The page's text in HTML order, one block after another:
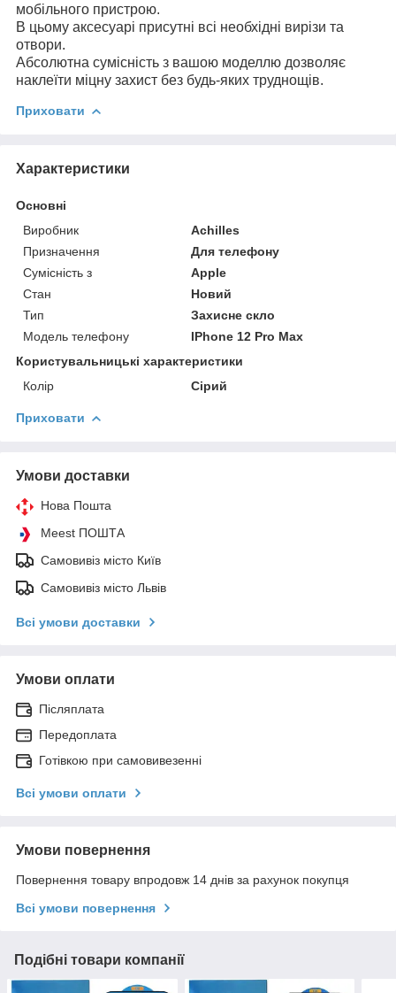
мобільного пристрою.
В цьому аксесуарі присутні всі необхідні вирізи та
отвори.
Абсолютна сумісність з вашою моделлю дозволяє
наклеїти міцну захист без будь-яких труднощів.
Приховати
Характеристики
Основні
Виробник
Achilles
Призначення
Для телефону
Сумісність з
Apple
Стан
Новий
Тип
Захисне скло
Модель телефону
IPhone 12 Pro Max
Користувальницькі характеристики
Колір
Сірий
Приховати
Умови доставки
Нова Пошта
Meest ПОШТА
Самовивіз місто Київ
Самовивіз місто Львів
Всі умови доставки
Умови оплати
Післяплата
Передоплата
Готівкою при самовивезенні
Всі умови оплати
Умови повернення
Повернення товару впродовж 14 днів за рахунок покупця
Всі умови повернення
Подібні товари компанії